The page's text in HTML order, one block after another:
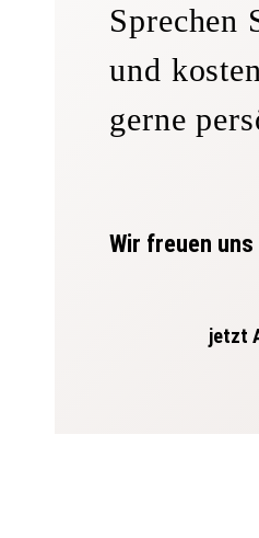
Sprechen
und
gerne
Wir freuen
jetzt